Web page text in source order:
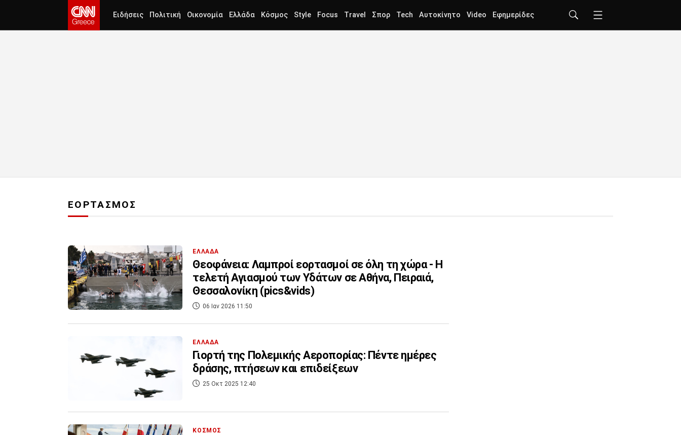
Ειδήσεις Πολιτική Οικονομία Ελλάδα Κόσμος Style Focus Travel Σπορ Tech Αυτοκίνητο Video Εφημερίδες
ΕΟΡΤΑΣΜΟΣ
ΕΛΛΑΔΑ
Θεοφάνεια: Λαμπροί εορτασμοί σε όλη τη χώρα - Η
τελετή Αγιασμού των Υδάτων σε Αθήνα, Πειραιά,
Θεσσαλονίκη (pics&vids)
06 Ιαν 2026 11:50
ΕΛΛΑΔΑ
Γιορτή της Πολεμικής Αεροπορίας: Πέντε ημέρες
δράσης, πτήσεων και επιδείξεων
25 Οκτ 2025 12:40
ΚΟΣΜΟΣ